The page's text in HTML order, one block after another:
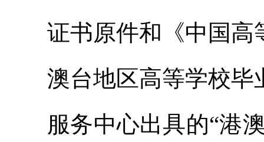
证书原件和《中国高
澳台地区高等学校毕
服务中心出具的“港